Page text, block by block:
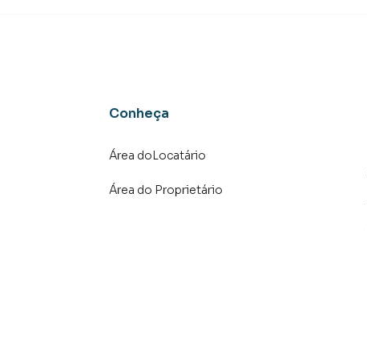
Conheça
Área doLocatário
Área do Proprietário